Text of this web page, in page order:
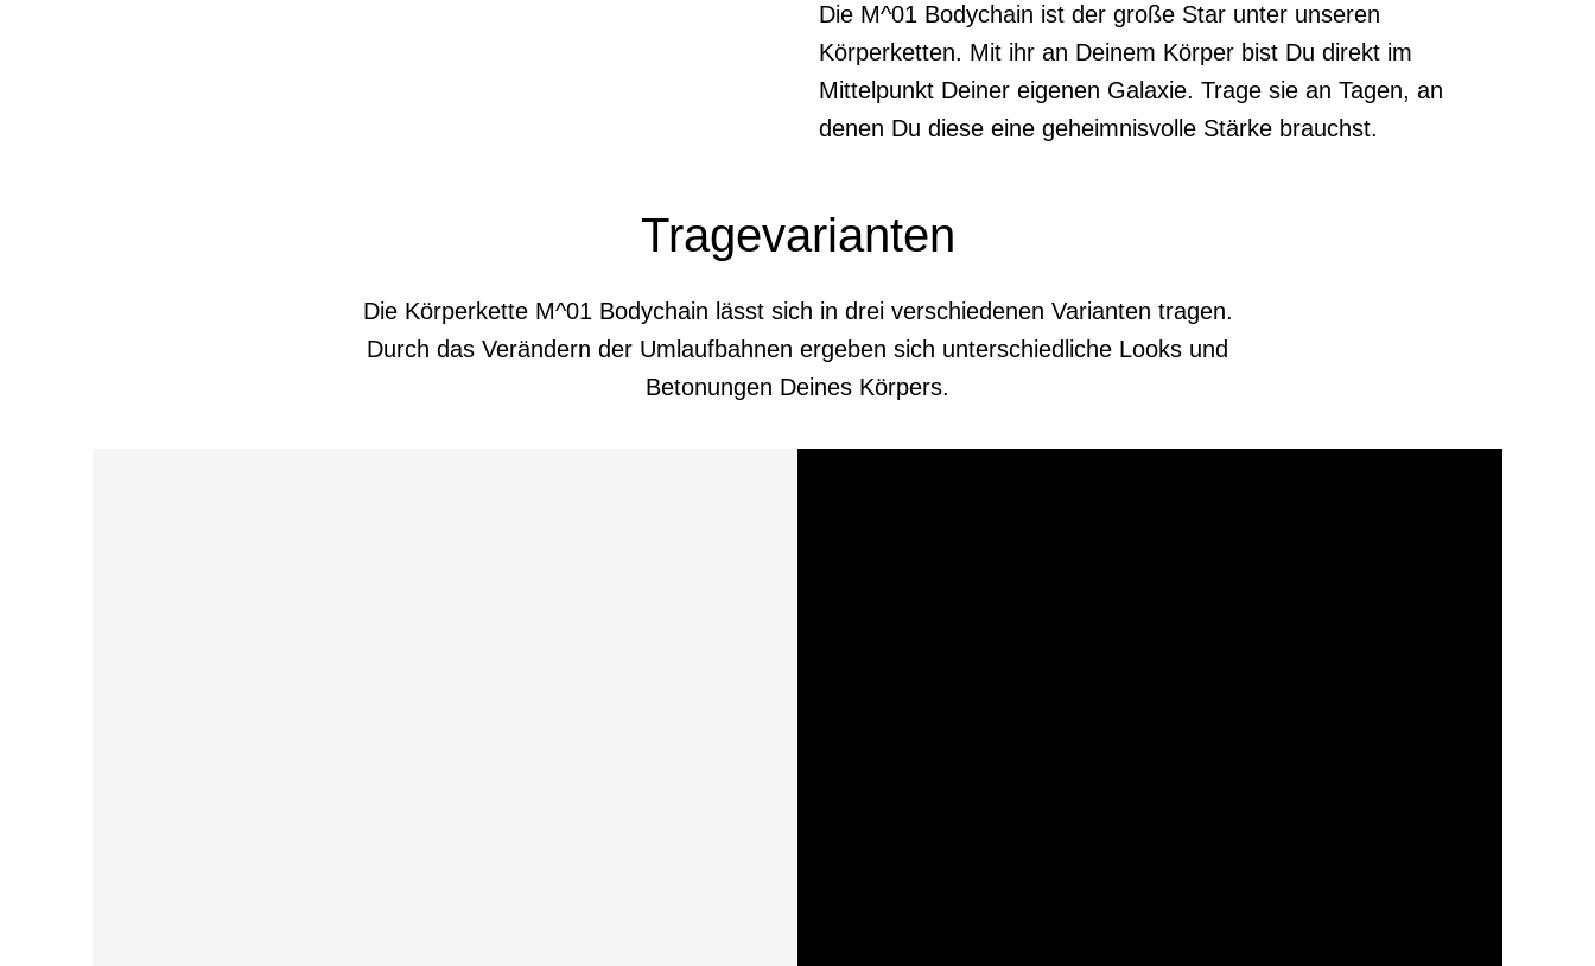
Die M^01 Bodychain ist der große Star unter unseren
Körperketten. Mit ihr an Deinem Körper bist Du direkt im
Mittelpunkt Deiner eigenen Galaxie. Trage sie an Tagen, an
denen Du diese eine geheimnisvolle Stärke brauchst.
Tragevarianten
Die Körperkette M^01 Bodychain lässt sich in drei verschiedenen Varianten tragen.
Durch das Verändern der Umlaufbahnen ergeben sich unterschiedliche Looks und
Betonungen Deines Körpers.